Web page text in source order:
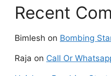
Recent
Bimlesh on Bombing
Raja on Call Or